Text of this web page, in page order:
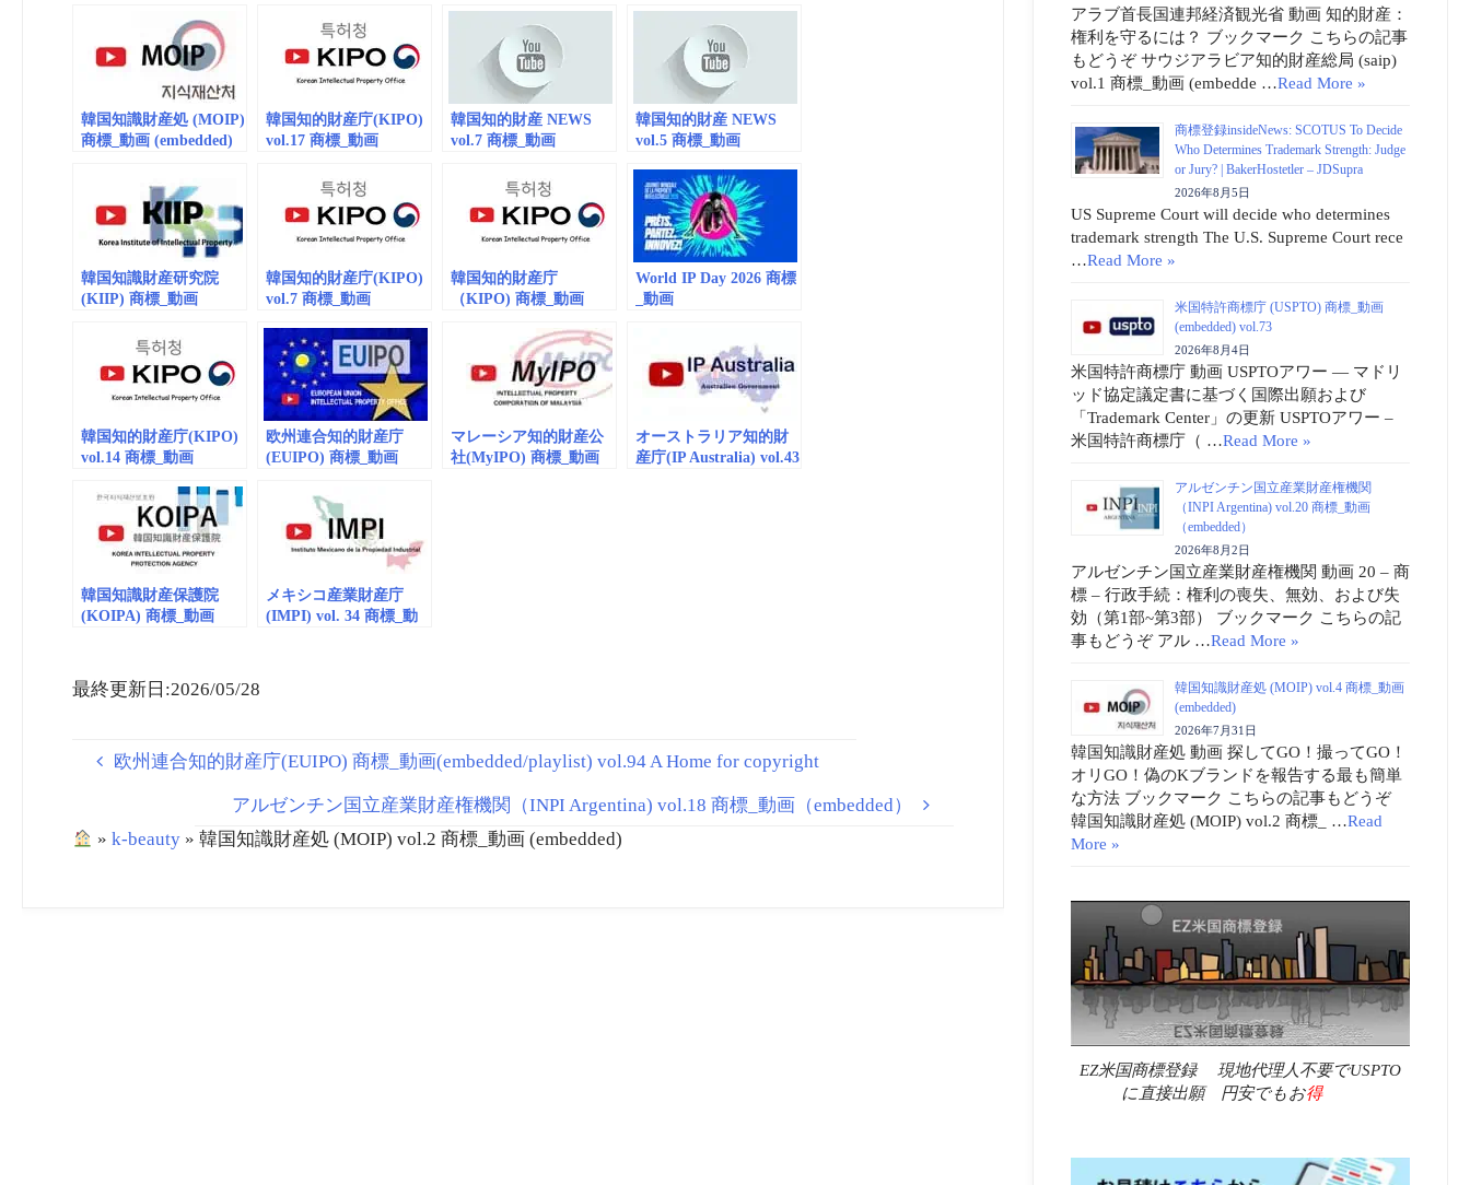
韓国知識財産処 (MOIP)
商標_動画 (embedded)
韓国知的財産庁(KIPO)
vol.17 商標_動画
韓国知的財産 NEWS
vol.7 商標_動画
韓国知的財産 NEWS
vol.5 商標_動画
韓国知識財産研究院
(KIIP) 商標_動画
韓国知的財産庁(KIPO)
vol.7 商標_動画
韓国知的財産庁
（KIPO) 商標_動画
World IP Day 2026 商標
_動画
韓国知的財産庁(KIPO)
vol.14 商標_動画
欧州連合知的財産庁
(EUIPO) 商標_動画
Case Law Conference
2026
マレーシア知的財産公
社(MyIPO) 商標_動画
オーストラリア知的財
産庁(IP Australia) vol.43
韓国知識財産保護院
(KOIPA) 商標_動画
メキシコ産業財産庁
(IMPI) vol. 34 商標_動
最終更新日:2026/05/28
欧州連合知的財産庁(EUIPO) 商標_動画(embedded/playlist) vol.94 A Home for copyright
アルゼンチン国立産業財産権機関（INPI Argentina) vol.18 商標_動画（embedded）
»k-beauty »韓国知識財産処 (MOIP) vol.2 商標_動画 (embedded)
アラブ首長国連邦経済観光省 動画 知的財産：
権利を守るには？ ブックマーク こちらの記事
もどうぞ サウジアラビア知的財産総局 (saip)
vol.1 商標_動画 (embedde …Read More »
商標登録insideNews: SCOTUS To Decide
Who Determines Trademark Strength: Judge
or Jury? | BakerHostetler – JDSupra
2026年8月5日
US Supreme Court will decide who determines
trademark strength The U.S. Supreme Court rece
…Read More »
米国特許商標庁 (USPTO) 商標_動画
(embedded) vol.73
2026年8月4日
米国特許商標庁 動画 USPTOアワー ― マドリ
ッド協定議定書に基づく国際出願および
「Trademark Center」の更新 USPTOアワー –
米国特許商標庁（ …Read More »
アルゼンチン国立産業財産権機関
（INPI Argentina) vol.20 商標_動画
（embedded）
2026年8月2日
アルゼンチン国立産業財産権機関 動画 20 – 商
標 – 行政手続：権利の喪失、無効、および失
効（第1部~第3部） ブックマーク こちらの記
事もどうぞ アル …Read More »
韓国知識財産処 (MOIP) vol.4 商標_動画
(embedded)
2026年7月31日
韓国知識財産処 動画 探してGO！撮ってGO！
オリGO！偽のKブランドを報告する最も簡単
な方法 ブックマーク こちらの記事もどうぞ
韓国知識財産処 (MOIP) vol.2 商標_ …Read
More »
EZ米国商標登録 現地代理人不要でUSPTO
に直接出願 円安でもお得